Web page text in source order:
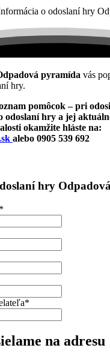
o odoslaní hry
pyramída vás
hry.
pomôcok – pri
hry a jej
okamžite hláste na:
alebo 0905 539 692
hry
*
*
na adresu